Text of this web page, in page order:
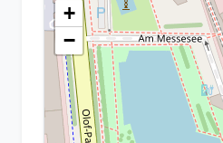
+
−